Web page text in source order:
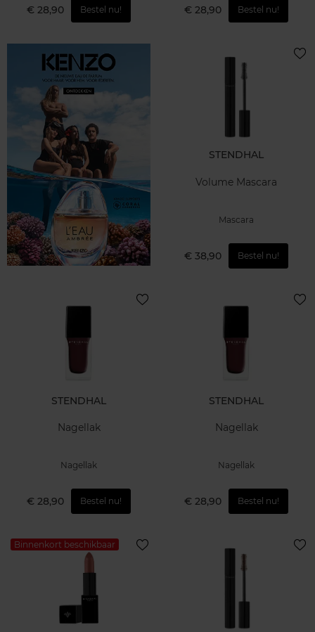
€ 28,90 Bestel nu! € 28,90 Bestel nu!
STENDHAL
Volume Mascara
Mascara
€ 38,90 Bestel nu!
STENDHAL
Nagellak
Nagellak
€ 28,90 Bestel nu!
STENDHAL
Nagellak
Nagellak
€ 28,90 Bestel nu!
Binnenkort beschikbaar